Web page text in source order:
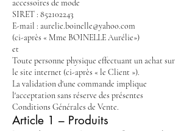
accessoires de mode
SIRET : 852102243
E-mail : aurelie.boinelle@yahoo.com
(ci-après « Mme BOINELLE Aurélie»)
et
Toute personne physique effectuant un achat sur
le site internet (ci-après « le Client »).
La validation d'une commande implique
l'acceptation sans réserve des présentes
Conditions Générales de Vente.
Article 1 – Produits